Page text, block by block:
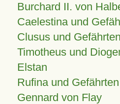
Burchard II. von
Caelestina und
Clusus und Gefährten
Timotheus und
Elstan
Rufina und Gefährten
Gennard von Flay